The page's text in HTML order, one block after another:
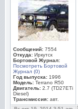
Сообщений: 7554
Откуда: Иркутск
Бортовой Журнал:
Посмотреть Бортовой
Журнал (0)
Год выпуска: 1996
Модель: Terrano R50
Двигатель: 2.7 (TD27ETi
Diesel)
Трансмиссия: авт.